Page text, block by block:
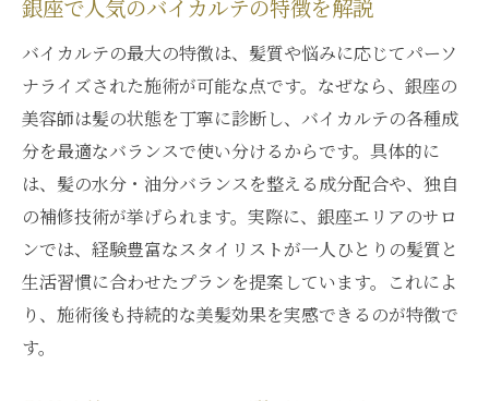
バイカルテでうねりを抑えるポイント
髪のうねり対策にバイカルテが人気の訳
バイカルテを使ったうねり解消体験談
銀座エリアで話題の髪質改善体験ガイド
銀座で話題のバイカルテ体験ガイド
バイカルテを体験できる美容サロン選び
髪質改善に通うならバイカルテで決まり
バイカルテ体験者のリアルな感想を紹介
銀座でバイカルテ体験前に知りたいこと
銀座で人気のバイカルテの特徴を解説
バイカルテの最大の特徴は、髪質や悩みに応じてパーソ
ナライズされた施術が可能な点です。なぜなら、銀座の
美容師は髪の状態を丁寧に診断し、バイカルテの各種成
分を最適なバランスで使い分けるからです。具体的に
は、髪の水分・油分バランスを整える成分配合や、独自
の補修技術が挙げられます。実際に、銀座エリアのサロ
ンでは、経験豊富なスタイリストが一人ひとりの髪質と
生活習慣に合わせたプランを提案しています。これによ
り、施術後も持続的な美髪効果を実感できるのが特徴で
す。